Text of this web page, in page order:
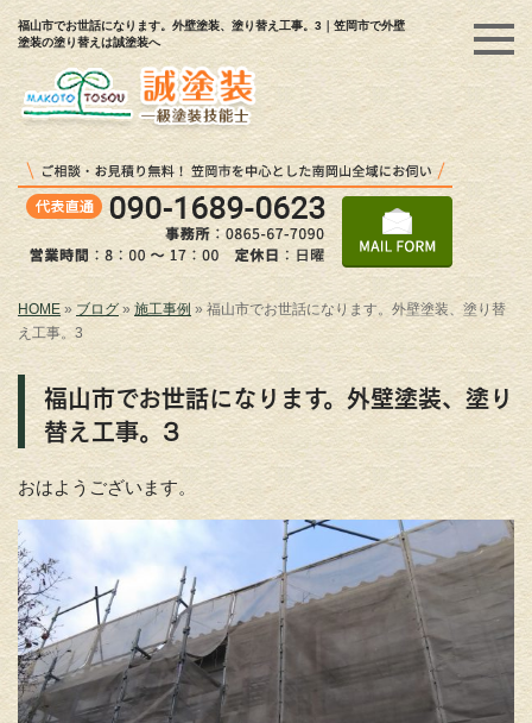
福山市でお世話になります。外壁塗装、塗り替え工事。3｜笠岡市で外壁
塗装の塗り替えは誠塗装へ
HOME » ブログ» 施工事例 »福山市でお世話になります。外壁塗装、塗り替
え工事。3
福山市でお世話になります。外壁塗装、塗り
替え工事。3
おはようございます。